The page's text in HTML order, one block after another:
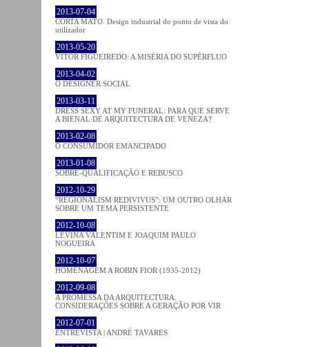
2013-07-04
CORTA MATO. Design industrial do ponto de vista do
utilizador
2013-05-20
VÍTOR FIGUEIREDO: A MISÉRIA DO SUPÉRFLUO
2013-04-02
O DESIGNER SOCIAL
2013-03-11
DRESS SEXY AT MY FUNERAL: PARA QUE SERVE
A BIENAL DE ARQUITECTURA DE VENEZA?
2013-02-08
O CONSUMIDOR EMANCIPADO
2013-01-08
SOBRE-QUALIFICAÇÃO E REBUSCO
2012-10-29
“REGIONALISM REDIVIVUS”: UM OUTRO OLHAR
SOBRE UM TEMA PERSISTENTE
2012-10-08
LEVINA VALENTIM E JOAQUIM PAULO
NOGUEIRA
2012-10-07
HOMENAGEM A ROBIN FIOR (1935-2012)
2012-09-08
A PROMESSA DA ARQUITECTURA.
CONSIDERAÇÕES SOBRE A GERAÇÃO POR VIR
2012-07-01
ENTREVISTA | ANDRÉ TAVARES